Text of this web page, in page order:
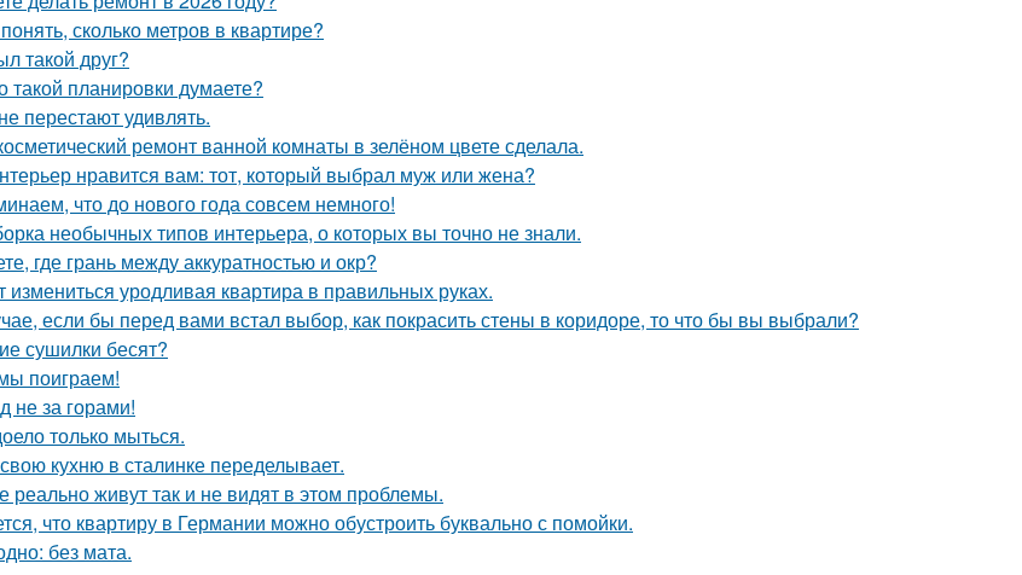
сколько метров в квартире?
такой друг?
такой планировки думаете?
перестают удивлять.
ремонт ванной комнаты в зелёном цвете сделала.
нравится вам: тот, который выбрал муж или жена?
что до нового года совсем немного!
необычных типов интерьера, о которых вы точно не знали.
где грань между аккуратностью и окр?
измениться уродливая квартира в правильных руках.
если бы перед вами встал выбор, как покрасить стены в коридоре, то что бы вы выбрали?
сушилки бесят?
поиграем!
не за горами!
только мыться.
кухню в сталинке переделывает.
реально живут так и не видят в этом проблемы.
что квартиру в Германии можно обустроить буквально с помойки.
без мата.